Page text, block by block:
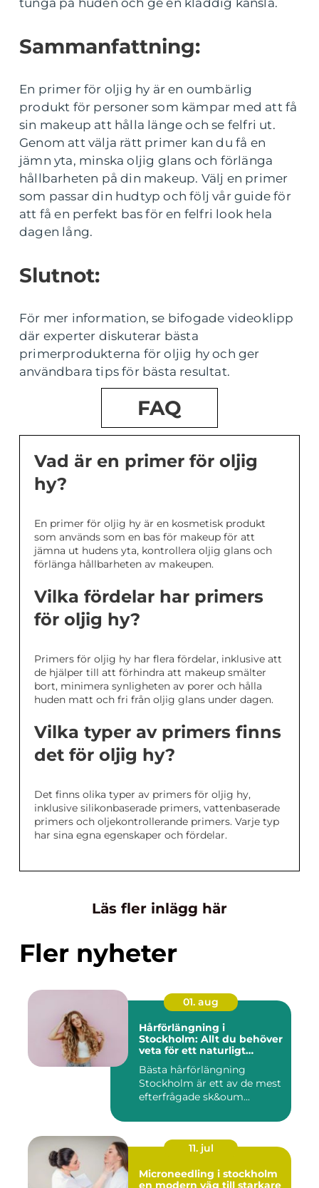
tunga på huden och ge en kladdig känsla.
Sammanfattning:
En primer för oljig hy är en oumbärlig
produkt för personer som kämpar med att få
sin makeup att hålla länge och se felfri ut.
Genom att välja rätt primer kan du få en
jämn yta, minska oljig glans och förlänga
hållbarheten på din makeup. Välj en primer
som passar din hudtyp och följ vår guide för
att få en perfekt bas för en felfri look hela
dagen lång.
Slutnot:
För mer information, se bifogade videoklipp
där experter diskuterar bästa
primerprodukterna för oljig hy och ger
användbara tips för bästa resultat.
FAQ
Vad är en primer för oljig
hy?
En primer för oljig hy är en kosmetisk produkt
som används som en bas för makeup för att
jämna ut hudens yta, kontrollera oljig glans och
förlänga hållbarheten av makeupen.
Vilka fördelar har primers
för oljig hy?
Primers för oljig hy har flera fördelar, inklusive att
de hjälper till att förhindra att makeup smälter
bort, minimera synligheten av porer och hålla
huden matt och fri från oljig glans under dagen.
Vilka typer av primers finns
det för oljig hy?
Det finns olika typer av primers för oljig hy,
inklusive silikonbaserade primers, vattenbaserade
primers och oljekontrollerande primers. Varje typ
har sina egna egenskaper och fördelar.
Läs fler inlägg här
Fler nyheter
01. aug
Hårförlängning i
Stockholm: Allt du behöver
veta för ett naturligt
Bästa hårförlängning
Stockholm är ett av de mest
efterfrågade sk&oum...
11. jul
Microneedling i stockholm
en modern väg till starkare